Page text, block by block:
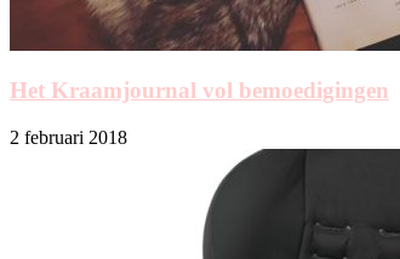
Het Kraamjournal vol bemoedigingen
2 februari 2018